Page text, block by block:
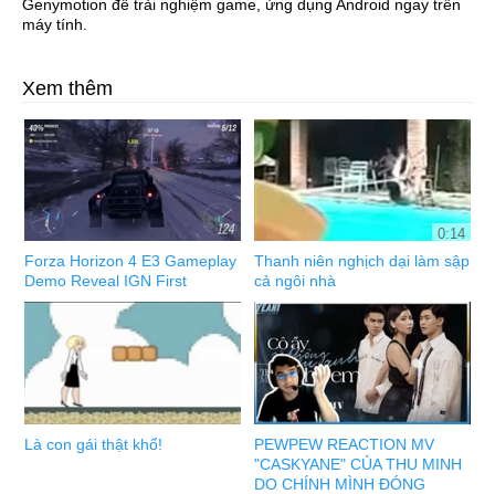
Genymotion để trải nghiệm game, ứng dụng Android ngay trên
máy tính.
Xem thêm
Forza Horizon 4 E3 Gameplay
Demo Reveal IGN First
0:14
Thanh niên nghịch dại làm sập
cả ngôi nhà
Là con gái thật khổ!
PEWPEW REACTION MV
"CASKYANE" CỦA THU MINH
DO CHÍNH MÌNH ĐÓNG